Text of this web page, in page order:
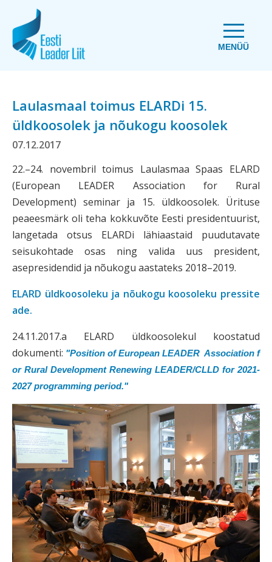
MENÜÜ
Laulasmaal toimus ELARDi 15.
üldkoosolek ja nõukogu koosolek
07.12.2017
22.–24. novembril toimus Laulasmaa Spaas ELARD
(European LEADER Association for Rural
Development) seminar ja 15. üldkoosolek. Ürituse
peaeesmärk oli teha kokkuvõte Eesti presidentuurist,
langetada otsus ELARDi lähiaastaid puudutavate
seisukohtade osas ning valida uus president,
asepresidendid ja nõukogu aastateks 2018–2019.
ELARD üldkoosoleku ja nõukogu koosoleku pressite
ade.
24.11.2017.a ELARD üldkoosolekul koostatud
dokumenti: "Position of European LEADER Association f
or Rural Development Renewing LEADER/CLLD for 2021-
2027 programming period."